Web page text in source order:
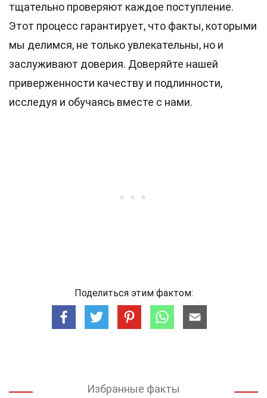
тщательно проверяют каждое поступление.
Этот процесс гарантирует, что факты, которыми
мы делимся, не только увлекательны, но и
заслуживают доверия. Доверяйте нашей
приверженности качеству и подлинности,
исследуя и обучаясь вместе с нами.
Поделиться этим фактом:
Избранные факты